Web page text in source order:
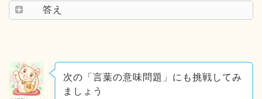
答え
次の「言葉の意味問題」にも挑戦してみ
ましょう